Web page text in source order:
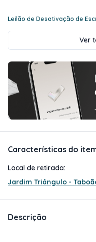
Leilão de Desativação de
Ver
Características do
Local de retirada:
Jardim Triângulo -
Descrição